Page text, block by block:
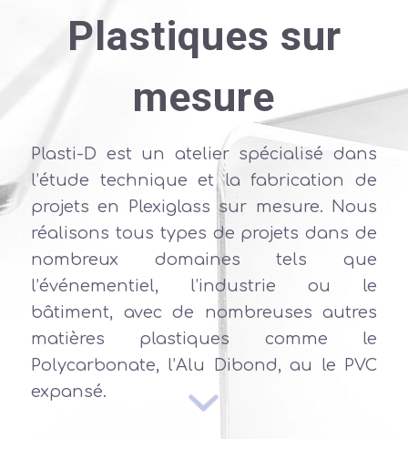
Plastiques sur
mesure
Plasti-D est un atelier spécialisé dans
l’étude technique et la fabrication de
projets en Plexiglass sur mesure. Nous
réalisons tous types de projets dans de
nombreux domaines tels que
l’événementiel, l’industrie ou le
bâtiment, avec de nombreuses autres
matières plastiques comme le
Polycarbonate, l’Alu Dibond, au le PVC
expansé.